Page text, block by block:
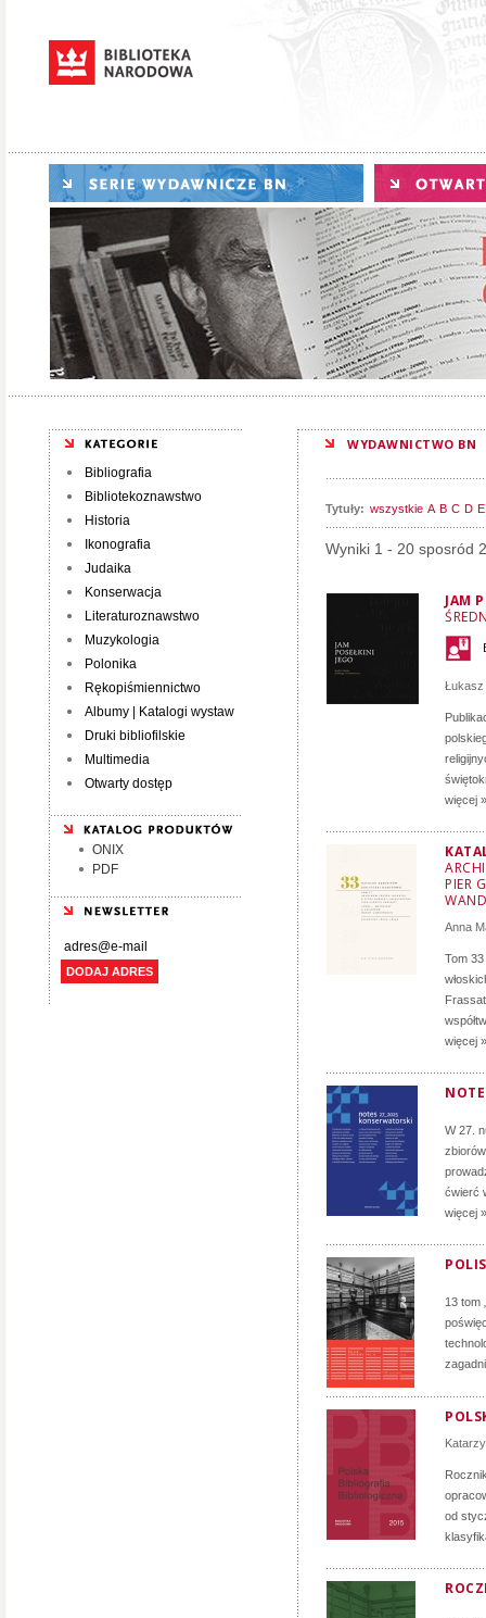
Bibliografia
Bibliotekoznawstwo
Historia
Ikonografia
Judaika
Konserwacja
Literaturoznawstwo
Muzykologia
Polonika
Rękopiśmiennictwo
Albumy | Katalogi wystaw
Druki bibliofilskie
Multimedia
Otwarty dostęp
ONIX
PDF
DODAJ ADRES
WYDAWNICTWO BN
Tytuły: wszystkie A B C D E
Wyniki 1 - 20 sposród
JAM
Łukasz
więcej »
PIER
Anna
Tom
więcej »
W 27.
ćwierć
więcej »
13 tom
od